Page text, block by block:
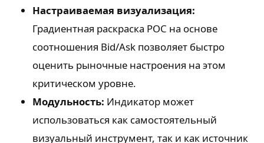
Настраиваемая визуализация:
Градиентная раскраска POC на основе
соотношения Bid/Ask позволяет быстро
оценить рыночные настроения на этом
критическом уровне.
Модульность: Индикатор может
использоваться как самостоятельный
визуальный инструмент, так и как источник